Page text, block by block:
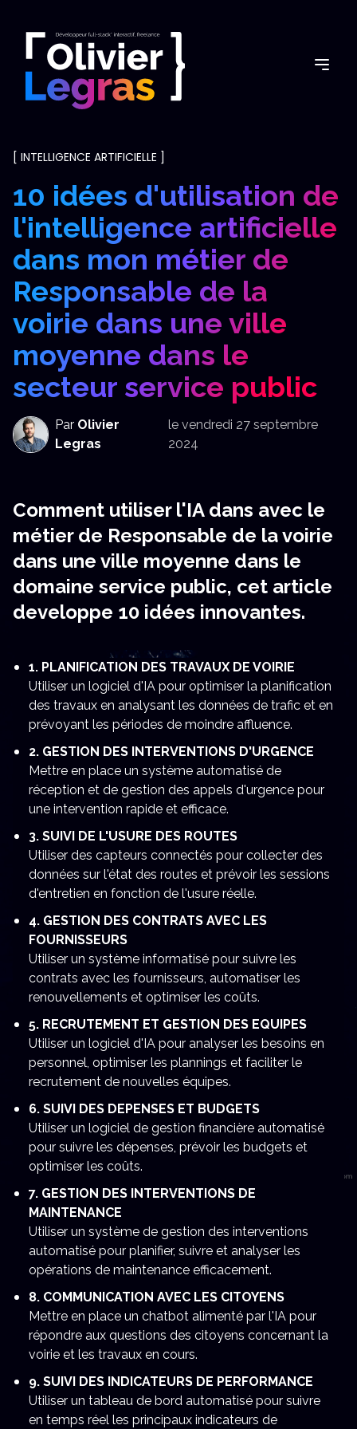
[ INTELLIGENCE ARTIFICIELLE ]
10 idées d'utilisation de
l'intelligence artificielle
dans mon métier de
Responsable de la
voirie dans une ville
moyenne dans le
secteur service public
Par Olivier
Legras
le vendredi 27 septembre
2024
Comment utiliser l'IA dans avec le
métier de Responsable de la voirie
dans une ville moyenne dans le
domaine service public, cet article
developpe 10 idées innovantes.
1. PLANIFICATION DES TRAVAUX DE VOIRIE
Utiliser un logiciel d'IA pour optimiser la planification
des travaux en analysant les données de trafic et en
prévoyant les périodes de moindre affluence.
2. GESTION DES INTERVENTIONS D'URGENCE
Mettre en place un système automatisé de
réception et de gestion des appels d'urgence pour
une intervention rapide et efficace.
3. SUIVI DE L'USURE DES ROUTES
Utiliser des capteurs connectés pour collecter des
données sur l'état des routes et prévoir les sessions
d'entretien en fonction de l'usure réelle.
4. GESTION DES CONTRATS AVEC LES
FOURNISSEURS
Utiliser un système informatisé pour suivre les
contrats avec les fournisseurs, automatiser les
renouvellements et optimiser les coûts.
5. RECRUTEMENT ET GESTION DES EQUIPES
Utiliser un logiciel d'IA pour analyser les besoins en
personnel, optimiser les plannings et faciliter le
recrutement de nouvelles équipes.
6. SUIVI DES DEPENSES ET BUDGETS
Utiliser un logiciel de gestion financière automatisé
pour suivre les dépenses, prévoir les budgets et
optimiser les coûts.
7. GESTION DES INTERVENTIONS DE
MAINTENANCE
Utiliser un système de gestion des interventions
automatisé pour planifier, suivre et analyser les
opérations de maintenance efficacement.
8. COMMUNICATION AVEC LES CITOYENS
Mettre en place un chatbot alimenté par l'IA pour
répondre aux questions des citoyens concernant la
voirie et les travaux en cours.
9. SUIVI DES INDICATEURS DE PERFORMANCE
Utiliser un tableau de bord automatisé pour suivre
en temps réel les principaux indicateurs de